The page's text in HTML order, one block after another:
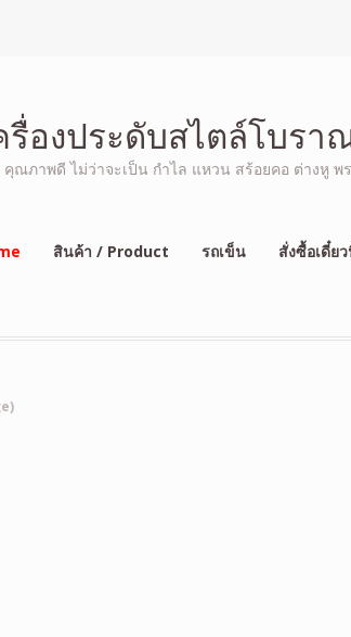
องประดับสไตล์โบรา
ณภาพดี ไม่ว่าจะเป็น กำไล แหวน สร้อยคอ ต่างหู
สินค้า / Product รถเข็น สั่งซื้อเดี๋ย